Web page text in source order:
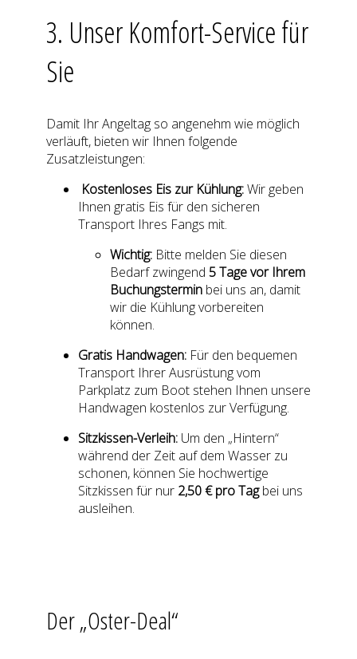
3. Unser Komfort-Service für
Sie
Damit Ihr Angeltag so angenehm wie möglich
verläuft, bieten wir Ihnen folgende
Zusatzleistungen:
Kostenloses Eis zur Kühlung:Wir geben
Ihnen gratis Eis für den sicheren
Transport Ihres Fangs mit.
Wichtig: Bitte melden Sie diesen
Bedarf zwingend 5 Tage vor Ihrem
Buchungstermin bei uns an, damit
wir die Kühlung vorbereiten
können.
Gratis Handwagen: Für den bequemen
Transport Ihrer Ausrüstung vom
Parkplatz zum Boot stehen Ihnen unsere
Handwagen kostenlos zur Verfügung.
Sitzkissen-Verleih: Um den „Hintern“
während der Zeit auf dem Wasser zu
schonen, können Sie hochwertige
Sitzkissen für nur 2,50 € pro Tagbei uns
ausleihen.
Der „Oster-Deal“